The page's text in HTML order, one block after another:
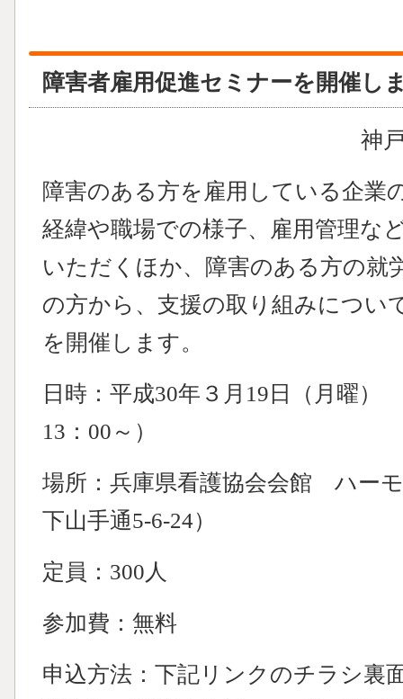
障害者雇用促進セミナーを開催し
神
障害のある方を雇用している企業
経緯や職場での様子、雇用管理な
いただくほか、障害のある方の就
の方から、支援の取り組みについ
を開催します。
日時：平成30年３月19日（月曜）
13：00～）
場所：兵庫県看護協会会館 ハー
下山手通5-6-24）
定員：300人
参加費：無料
申込方法：下記リンクのチラシ裏